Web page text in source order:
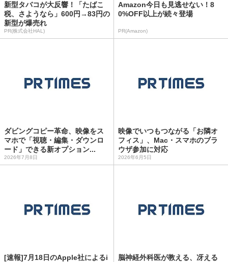
新型タバコが大反響！「たばこ
税、さようなら」600円→83円の
新型が爆売れ
PR(株式会社HAL)
Amazon今日も見逃せない！8
0%OFF以上が続々登場
PR(Amazon)
ダビングコピー革命、映像をス
マホで「視聴・編集・ダウンロ
ード」できる新オプション...
2026年7月8日
映像でいつもつながる「お隣オ
フィス」、Mac・スマホのブラ
ウザ参加に対応
2026年6月5日
[速報]7月18日のApple社によるi
脳神経外科医が教える、冴える